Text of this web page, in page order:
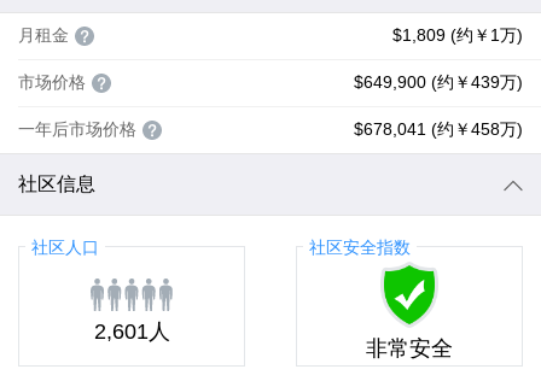
月租金 $1,809 (约￥1万)
市场价格 $649,900 (约￥439万)
一年后市场价格 $678,041 (约￥458万)
社区信息
社区人口
2,601人
社区安全指数
非常安全